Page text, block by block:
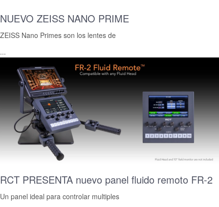
NUEVO ZEISS NANO PRIME
ZEISS Nano Primes son los lentes de
...
RCT PRESENTA nuevo panel fluido remoto FR-2
Un panel ideal para controlar multiples